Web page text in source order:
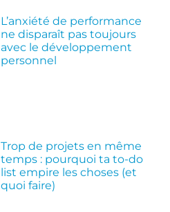
L’anxiété de performance
ne disparaît pas toujours
avec le développement
personnel
Trop de projets en même
temps : pourquoi ta to-do
list empire les choses (et
quoi faire)